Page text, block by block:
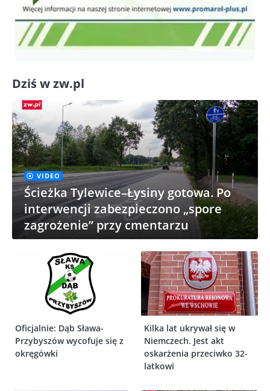
Dziś w zw.pl
VIDEO
Ścieżka Tylewice–Łysiny gotowa. Po
interwencji zabezpieczono „spore
zagrożenie” przy cmentarzu
Oficjalnie: Dąb Sława-
Przybyszów wycofuje się z
okręgówki
Kilka lat ukrywał się w
Niemczech. Jest akt
oskarżenia przeciwko 32-
latkowi